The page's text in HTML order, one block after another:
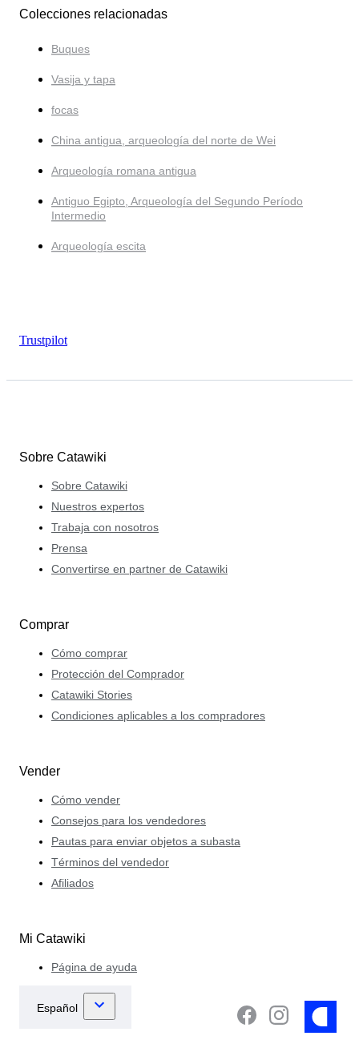
Colecciones relacionadas
Buques
Vasija y tapa
focas
China antigua, arqueología del norte de Wei
Arqueología romana antigua
Antiguo Egipto, Arqueología del Segundo Período
Intermedio
Arqueología escita
Trustpilot
Sobre Catawiki
Sobre Catawiki
Nuestros expertos
Trabaja con nosotros
Prensa
Convertirse en partner de Catawiki
Comprar
Cómo comprar
Protección del Comprador
Catawiki Stories
Condiciones aplicables a los compradores
Vender
Cómo vender
Consejos para los vendedores
Pautas para enviar objetos a subasta
Términos del vendedor
Afiliados
Mi Catawiki
Página de ayuda